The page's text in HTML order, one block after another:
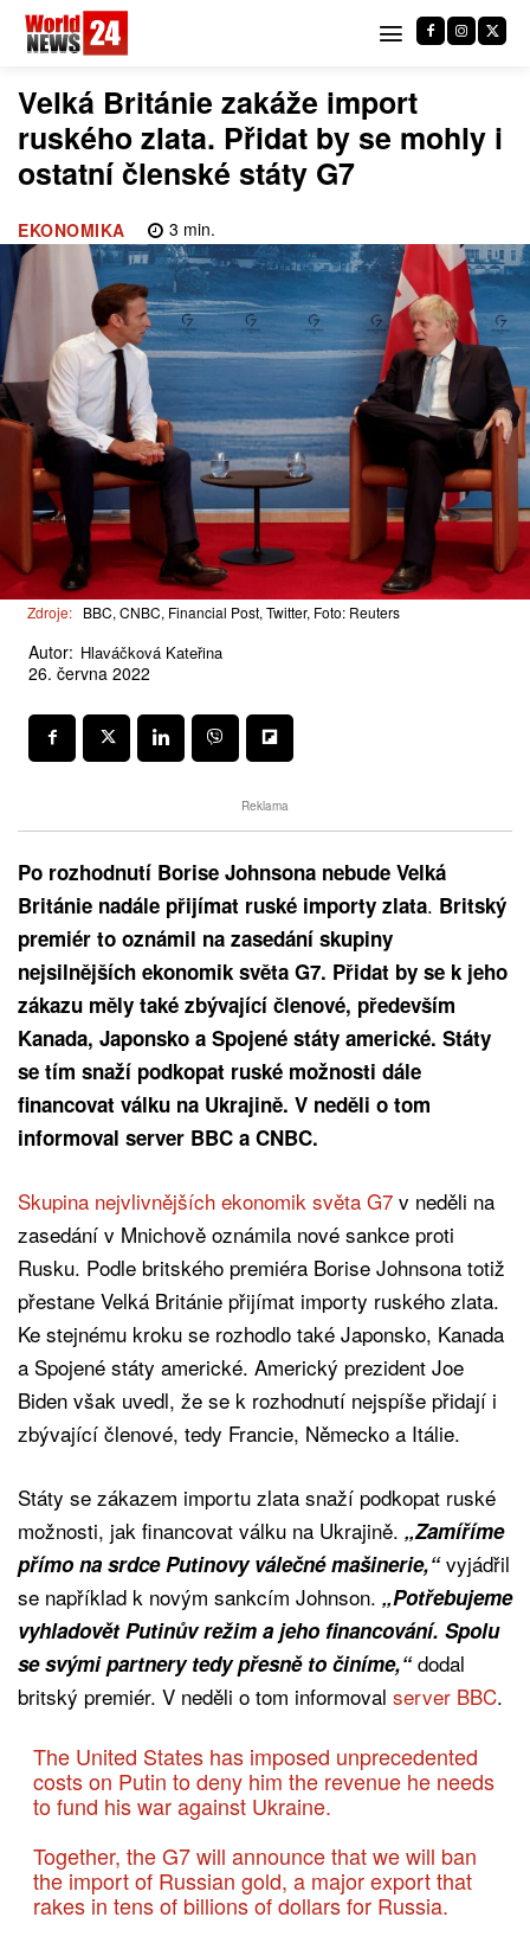
Velká Británie zakáže import
ruského zlata. Přidat by se mohly i
ostatní členské státy G7
EKONOMIKA 3 min.
Zdroje: BBC, CNBC, Financial Post, Twitter, Foto: Reuters
Autor: Hlaváčková Kateřina
26. června 2022
Reklama
Po rozhodnutí Borise Johnsona nebude Velká
Británie nadále přijímat ruské importy zlata. Britský
premiér to oznámil na zasedání skupiny
nejsilnějších ekonomik světa G7. Přidat by se k jeho
zákazu měly také zbývající členové, především
Kanada, Japonsko a Spojené státy americké. Státy
se tím snaží podkopat ruské možnosti dále
financovat válku na Ukrajině. V neděli o tom
informoval server BBC a CNBC.
Skupina nejvlivnějších ekonomik světa G7 v neděli na
zasedání v Mnichově oznámila nové sankce proti
Rusku. Podle britského premiéra Borise Johnsona totiž
přestane Velká Británie přijímat importy ruského zlata.
Ke stejnému kroku se rozhodlo také Japonsko, Kanada
a Spojené státy americké. Americký prezident Joe
Biden však uvedl, že se k rozhodnutí nejspíše přidají i
zbývající členové, tedy Francie, Německo a Itálie.
Státy se zákazem importu zlata snaží podkopat ruské
možnosti, jak financovat válku na Ukrajině. „Zamíříme
přímo na srdce Putinovy válečné mašinerie,“vyjádřil
se například k novým sankcím Johnson. „Potřebujeme
vyhladovět Putinův režim a jeho financování. Spolu
se svými partnery tedy přesně to činíme,“dodal
britský premiér. V neděli o tom informoval server BBC.
The United States has imposed unprecedented
costs on Putin to deny him the revenue he needs
to fund his war against Ukraine.
Together, the G7 will announce that we will ban
the import of Russian gold, a major export that
rakes in tens of billions of dollars for Russia.